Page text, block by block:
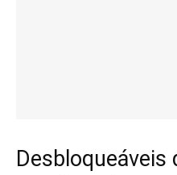
Desbloqueáveis